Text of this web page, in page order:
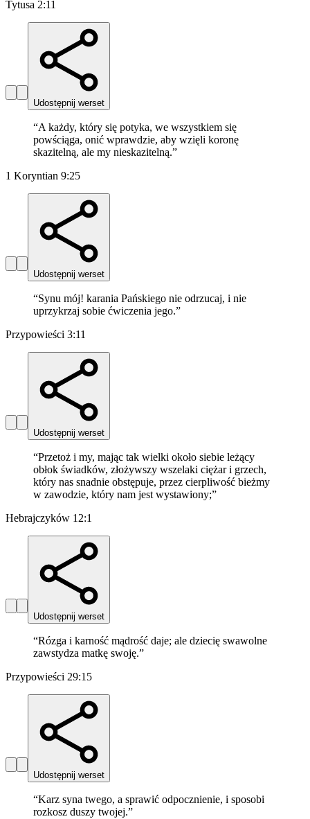
Tytusa 2:11
Udostępnij werset
“A każdy, który się potyka, we wszystkiem się
powściąga, onić wprawdzie, aby wzięli koronę
skazitelną, ale my nieskazitelną.”
1 Koryntian 9:25
Udostępnij werset
“Synu mój! karania Pańskiego nie odrzucaj, i nie
uprzykrzaj sobie ćwiczenia jego.”
Przypowieści 3:11
Udostępnij werset
“Przetoż i my, mając tak wielki około siebie leżący
obłok świadków, złożywszy wszelaki ciężar i grzech,
który nas snadnie obstępuje, przez cierpliwość bieżmy
w zawodzie, który nam jest wystawiony;”
Hebrajczyków 12:1
Udostępnij werset
“Rózga i karność mądrość daje; ale dziecię swawolne
zawstydza matkę swoję.”
Przypowieści 29:15
Udostępnij werset
“Karz syna twego, a sprawić odpocznienie, i sposobi
rozkosz duszy twojej.”